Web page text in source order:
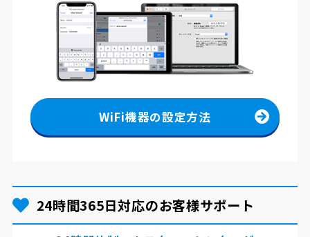
WiFi機器の設定方法
24時間365日対応のお客様サポート